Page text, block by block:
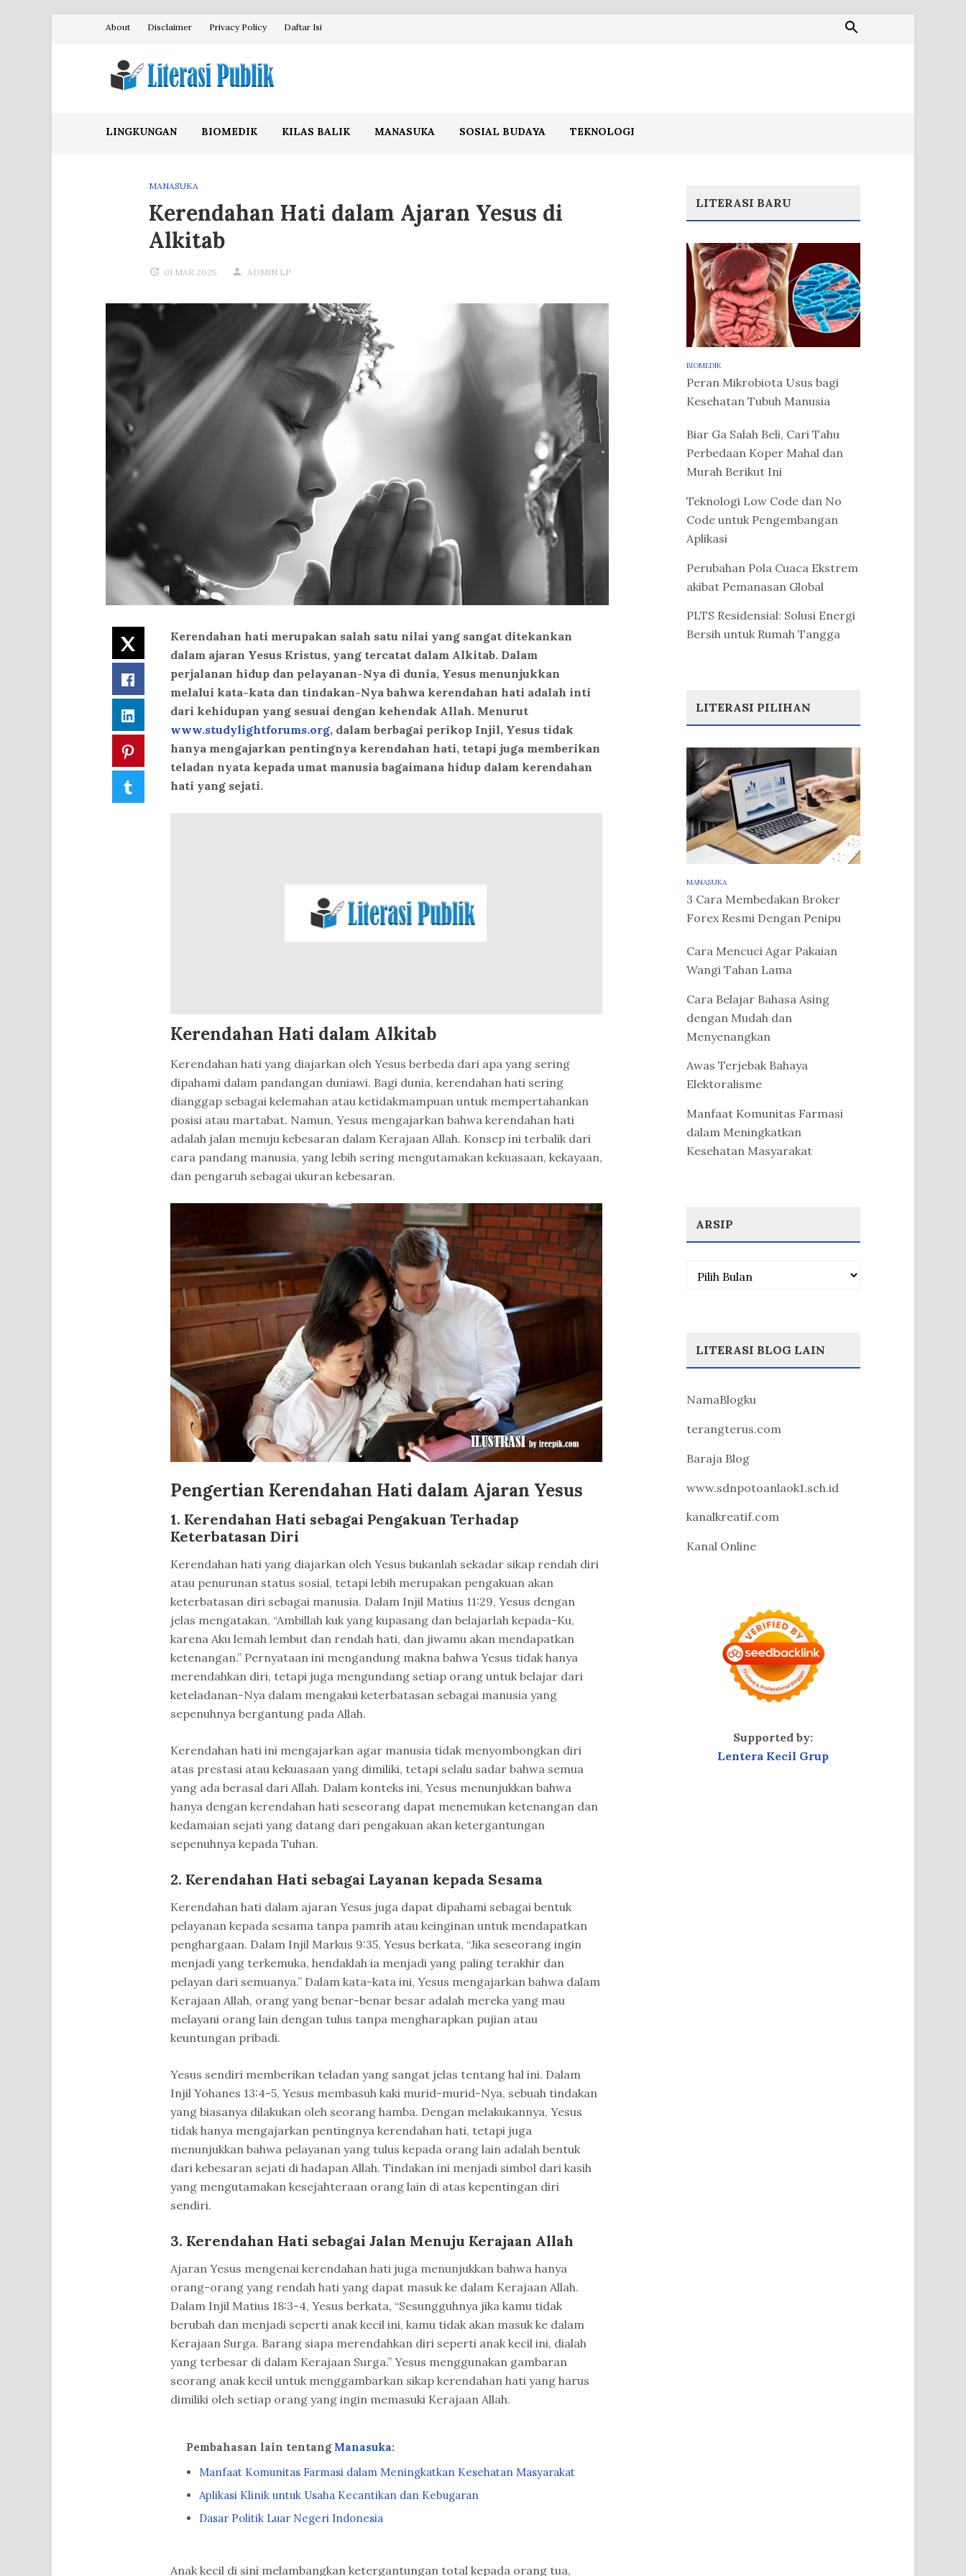
About Disclaimer Privacy Policy Daftar Isi
LINGKUNGAN BIOMEDIK KILAS BALIK MANASUKA SOSIAL BUDAYA TEKNOLOGI
MANASUKA
Kerendahan Hati dalam Ajaran Yesus di
Alkitab
01 MAR 2025 ADMIN LP
Twitter
Facebook
LinkedIn
Pinterest
Tumblr
Kerendahan hati merupakan salah satu nilai yang sangat ditekankan
dalam ajaran Yesus Kristus, yang tercatat dalam Alkitab. Dalam
perjalanan hidup dan pelayanan-Nya di dunia, Yesus menunjukkan
melalui kata-kata dan tindakan-Nya bahwa kerendahan hati adalah inti
dari kehidupan yang sesuai dengan kehendak Allah. Menurut
www.studylightforums.org, dalam berbagai perikop Injil, Yesus tidak
hanya mengajarkan pentingnya kerendahan hati, tetapi juga memberikan
teladan nyata kepada umat manusia bagaimana hidup dalam kerendahan
hati yang sejati.
Kerendahan Hati dalam Alkitab
Kerendahan hati yang diajarkan oleh Yesus berbeda dari apa yang sering
dipahami dalam pandangan duniawi. Bagi dunia, kerendahan hati sering
dianggap sebagai kelemahan atau ketidakmampuan untuk mempertahankan
posisi atau martabat. Namun, Yesus mengajarkan bahwa kerendahan hati
adalah jalan menuju kebesaran dalam Kerajaan Allah. Konsep ini terbalik dari
cara pandang manusia, yang lebih sering mengutamakan kekuasaan, kekayaan,
dan pengaruh sebagai ukuran kebesaran.
Pengertian Kerendahan Hati dalam Ajaran Yesus
1. Kerendahan Hati sebagai Pengakuan Terhadap
Keterbatasan Diri
Kerendahan hati yang diajarkan oleh Yesus bukanlah sekadar sikap rendah diri
atau penurunan status sosial, tetapi lebih merupakan pengakuan akan
keterbatasan diri sebagai manusia. Dalam Injil Matius 11:29, Yesus dengan
jelas mengatakan, “Ambillah kuk yang kupasang dan belajarlah kepada-Ku,
karena Aku lemah lembut dan rendah hati, dan jiwamu akan mendapatkan
ketenangan.” Pernyataan ini mengandung makna bahwa Yesus tidak hanya
merendahkan diri, tetapi juga mengundang setiap orang untuk belajar dari
keteladanan-Nya dalam mengakui keterbatasan sebagai manusia yang
sepenuhnya bergantung pada Allah.
Kerendahan hati ini mengajarkan agar manusia tidak menyombongkan diri
atas prestasi atau kekuasaan yang dimiliki, tetapi selalu sadar bahwa semua
yang ada berasal dari Allah. Dalam konteks ini, Yesus menunjukkan bahwa
hanya dengan kerendahan hati seseorang dapat menemukan ketenangan dan
kedamaian sejati yang datang dari pengakuan akan ketergantungan
sepenuhnya kepada Tuhan.
2. Kerendahan Hati sebagai Layanan kepada Sesama
Kerendahan hati dalam ajaran Yesus juga dapat dipahami sebagai bentuk
pelayanan kepada sesama tanpa pamrih atau keinginan untuk mendapatkan
penghargaan. Dalam Injil Markus 9:35, Yesus berkata, “Jika seseorang ingin
menjadi yang terkemuka, hendaklah ia menjadi yang paling terakhir dan
pelayan dari semuanya.” Dalam kata-kata ini, Yesus mengajarkan bahwa dalam
Kerajaan Allah, orang yang benar-benar besar adalah mereka yang mau
melayani orang lain dengan tulus tanpa mengharapkan pujian atau
keuntungan pribadi.
Yesus sendiri memberikan teladan yang sangat jelas tentang hal ini. Dalam
Injil Yohanes 13:4-5, Yesus membasuh kaki murid-murid-Nya, sebuah tindakan
yang biasanya dilakukan oleh seorang hamba. Dengan melakukannya, Yesus
tidak hanya mengajarkan pentingnya kerendahan hati, tetapi juga
menunjukkan bahwa pelayanan yang tulus kepada orang lain adalah bentuk
dari kebesaran sejati di hadapan Allah. Tindakan ini menjadi simbol dari kasih
yang mengutamakan kesejahteraan orang lain di atas kepentingan diri
sendiri.
3. Kerendahan Hati sebagai Jalan Menuju Kerajaan Allah
Ajaran Yesus mengenai kerendahan hati juga menunjukkan bahwa hanya
orang-orang yang rendah hati yang dapat masuk ke dalam Kerajaan Allah.
Dalam Injil Matius 18:3-4, Yesus berkata, “Sesungguhnya jika kamu tidak
berubah dan menjadi seperti anak kecil ini, kamu tidak akan masuk ke dalam
Kerajaan Surga. Barang siapa merendahkan diri seperti anak kecil ini, dialah
yang terbesar di dalam Kerajaan Surga.” Yesus menggunakan gambaran
seorang anak kecil untuk menggambarkan sikap kerendahan hati yang harus
dimiliki oleh setiap orang yang ingin memasuki Kerajaan Allah.
Pembahasan lain tentang Manasuka:
Manfaat Komunitas Farmasi dalam Meningkatkan Kesehatan Masyarakat
Aplikasi Klinik untuk Usaha Kecantikan dan Kebugaran
Dasar Politik Luar Negeri Indonesia
Anak kecil di sini melambangkan ketergantungan total kepada orang tua,
LITERASI BARU
BIOMEDIK
Peran Mikrobiota Usus bagi
Kesehatan Tubuh Manusia
Biar Ga Salah Beli, Cari Tahu
Perbedaan Koper Mahal dan
Murah Berikut Ini
Teknologi Low Code dan No
Code untuk Pengembangan
Aplikasi
Perubahan Pola Cuaca Ekstrem
akibat Pemanasan Global
PLTS Residensial: Solusi Energi
Bersih untuk Rumah Tangga
LITERASI PILIHAN
MANASUKA
3 Cara Membedakan Broker
Forex Resmi Dengan Penipu
Cara Mencuci Agar Pakaian
Wangi Tahan Lama
Cara Belajar Bahasa Asing
dengan Mudah dan
Menyenangkan
Awas Terjebak Bahaya
Elektoralisme
Manfaat Komunitas Farmasi
dalam Meningkatkan
Kesehatan Masyarakat
ARSIP
Arsip
LITERASI BLOG LAIN
NamaBlogku
terangterus.com
Baraja Blog
www.sdnpotoanlaok1.sch.id
kanalkreatif.com
Kanal Online
Supported by:
Lentera Kecil Grup